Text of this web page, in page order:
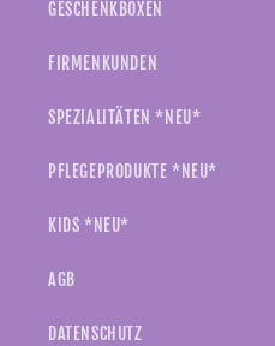
GESCHENKBOXEN
FIRMENKUNDEN
SPEZIALITÄTEN *NEU*
PFLEGEPRODUKTE *NEU*
KIDS *NEU*
AGB
DATENSCHUTZ